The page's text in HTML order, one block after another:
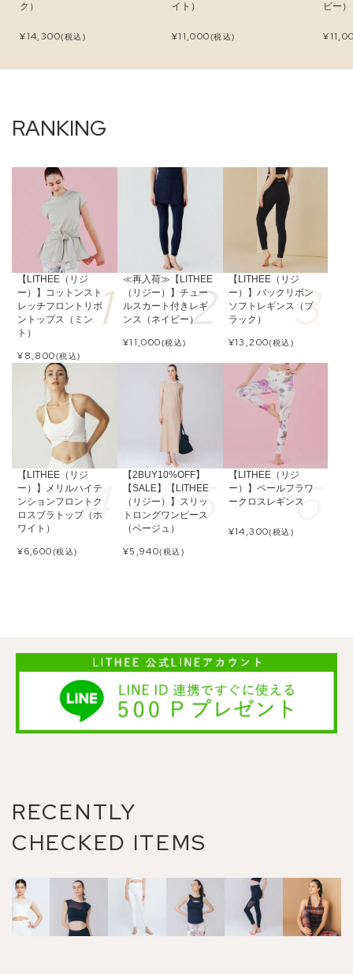
ク）
¥14,300(税込)
イト）
¥11,000(税込)
ビー）
¥
【LITHEE（リジ
ー）】コットンスト
レッチフロントリボ
ントップス（ミン
ト）
¥8,800(税込)
≪再入荷≫【LITHEE
（リジー）】チュー
ルスカート付きレギ
ンス（ネイビー）
¥11,000(税込)
【LITHEE（リジ
ー）】バックリボン
ソフトレギンス（ブ
ラック）
¥13,200(税込)
【LITHEE（リジ
ー）】メリルハイテ
ンションフロントク
ロスブラトップ（ホ
ワイト）
¥6,600(税込)
【2BUY10%OFF】
【SALE】【LITHEE
（リジー）】スリッ
トロングワンピース
（ベージュ）
¥5,940(税込)
【LITHEE（リジ
ー）】ペールフラワ
ークロスレギンス
¥14,300(税込)
RECENTLY
CHECKED ITEMS